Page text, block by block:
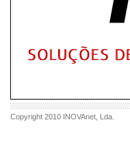
Copyright 2010 INOVAnet , Lda.